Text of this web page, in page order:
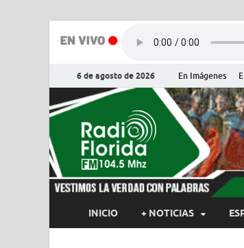
6 de agosto de 2026 En Imágenes
Noticias y
INICIO + NOTICIAS